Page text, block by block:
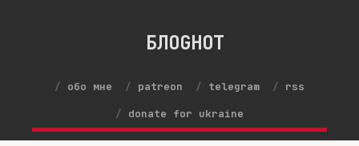
БЛОGНОТ
обо мне patreon telegram
rss
donate for ukraine